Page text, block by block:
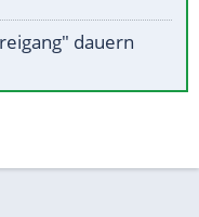
dauern